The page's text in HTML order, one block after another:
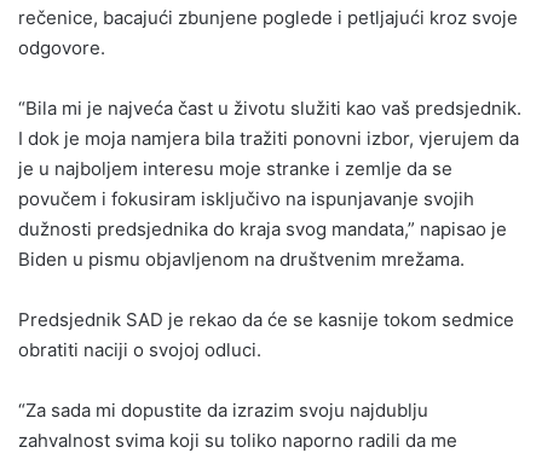
rečenice, bacajući zbunjene poglede i petljajući kroz svoje
odgovore.
“Bila mi je najveća čast u životu služiti kao vaš predsjednik.
I dok je moja namjera bila tražiti ponovni izbor, vjerujem da
je u najboljem interesu moje stranke i zemlje da se
povučem i fokusiram isključivo na ispunjavanje svojih
dužnosti predsjednika do kraja svog mandata,” napisao je
Biden u pismu objavljenom na društvenim mrežama.
Predsjednik SAD je rekao da će se kasnije tokom sedmice
obratiti naciji o svojoj odluci.
“Za sada mi dopustite da izrazim svoju najdublju
zahvalnost svima koji su toliko naporno radili da me